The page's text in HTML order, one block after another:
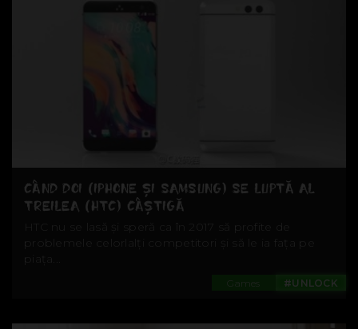
CÂND DOI (IPHONE ȘI SAMSUNG) SE LUPTĂ AL
TREILEA (HTC) CÂȘTIGĂ
HTC nu se lasă și speră ca în 2017 să profite de
problemele celorlalți competitori și să le ia fața pe
piața...
#UNLOCK
Games